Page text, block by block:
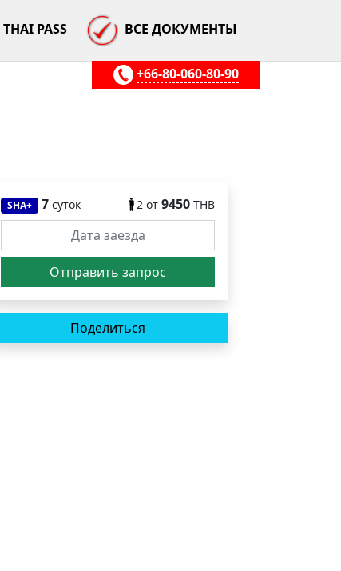
THAI PASS ВСЕ ДОКУМЕНТЫ
+66-80-060-80-90
SHA+ 7 суток 2 от 9450 THB
Поделиться